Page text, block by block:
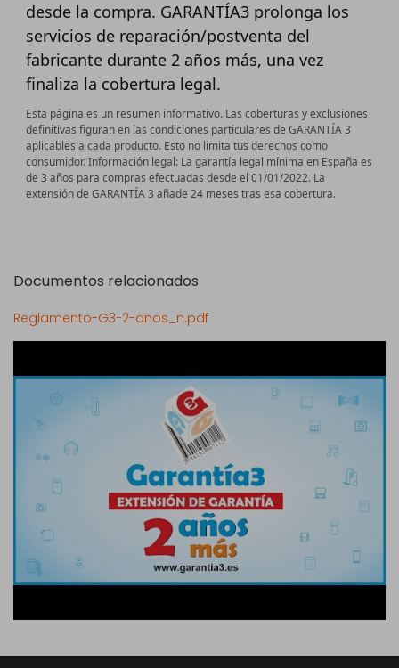
desde la compra. GARANTÍA3 prolonga los
servicios de reparación/postventa del
fabricante durante 2 años más, una vez
finaliza la cobertura legal.
Esta página es un resumen informativo. Las coberturas y exclusiones
definitivas figuran en las condiciones particulares de GARANTÍA 3
aplicables a cada producto. Esto no limita tus derechos como
consumidor. Información legal: La garantía legal mínima en España es
de 3 años para compras efectuadas desde el 01/01/2022. La
extensión de GARANTÍA 3 añade 24 meses tras esa cobertura.
Documentos relacionados
Reglamento-G3-2-anos_n.pdf